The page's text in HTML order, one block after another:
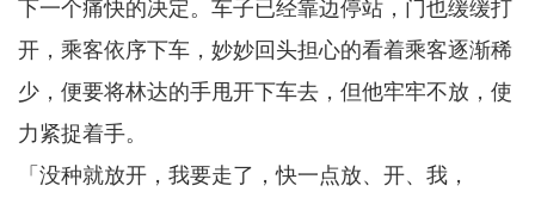
下一个痛快的决定。车子已经靠边停站，门也缓缓打
开，乘客依序下车，妙妙回头担心的看着乘客逐渐稀
少，便要将林达的手甩开下车去，但他牢牢不放，使
力紧捉着手。
「没种就放开，我要走了，快一点放、开、我，